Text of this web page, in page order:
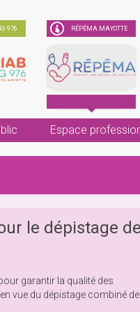
976 RÉPÉMA MAYOTTE
Espace
le dépistage de
garantir la qualité des
vue du dépistage combiné de